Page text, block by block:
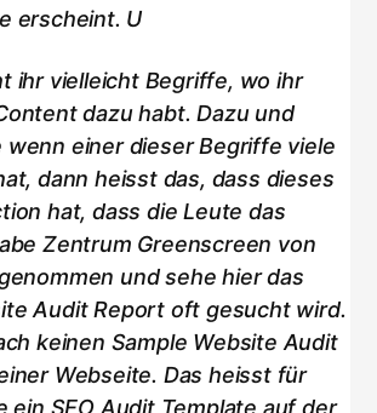
erscheint. U
ihr vielleicht Begriffe, wo ihr
dazu habt. Dazu und
wenn einer dieser Begriffe viele
dann heisst das, dass dieses
hat, dass die Leute das
Zentrum Greenscreen von
und sehe hier das
Audit Report oft gesucht wird.
keinen Sample Website Audit
Webseite. Das heisst für
ein SEO Audit Template auf der